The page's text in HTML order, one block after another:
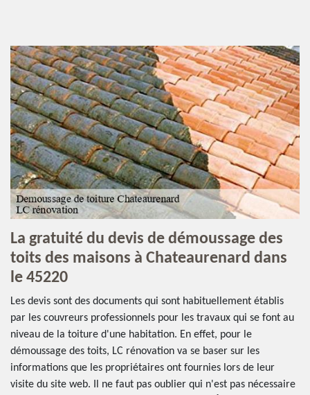
La gratuité du devis de démoussage des
toits des maisons à Chateaurenard dans
le 45220
Les devis sont des documents qui sont habituellement établis
par les couvreurs professionnels pour les travaux qui se font au
niveau de la toiture d'une habitation. En effet, pour le
démoussage des toits, LC rénovation va se baser sur les
informations que les propriétaires ont fournies lors de leur
visite du site web. Il ne faut pas oublier qui n'est pas nécessaire